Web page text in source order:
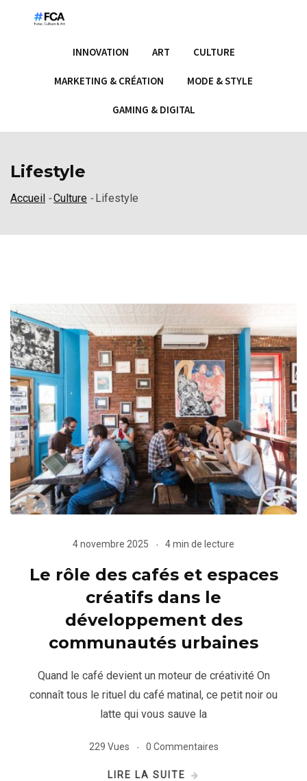
o
INNOVATION ART CULTURE
MARKETING & CRÉATION MODE & STYLE
GAMING & DIGITAL
Lifestyle
Accueil -Culture -Lifestyle
4 novembre 2025 4 min de lecture
Le rôle des cafés et espaces
créatifs dans le
développement des
communautés urbaines
Quand le café devient un moteur de créativité On
connaît tous le rituel du café matinal, ce petit noir ou
latte qui vous sauve la
229 Vues 0 Commentaires
LIRE LA SUITE